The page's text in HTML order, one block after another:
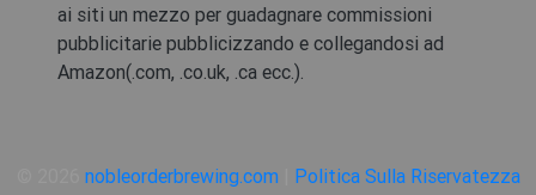
ai siti un mezzo per guadagnare commissioni
pubblicitarie pubblicizzando e collegandosi ad
Amazon(.com, .co.uk, .ca ecc.).
nobleorderbrewing.com Politica Sulla Riservatezza